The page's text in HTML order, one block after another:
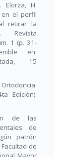
Elorza, H.
en el perfil
retirar la
Revista
1 (p. 31-
en:
15
Edición).
de las
de
patrón
de